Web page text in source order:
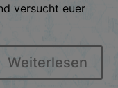
versucht euer
Weiterlesen